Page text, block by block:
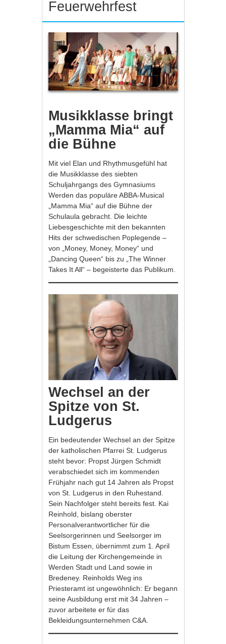
Feuerwehrfest
Musikklasse bringt
„Mamma Mia“ auf
die Bühne
Mit viel Elan und Rhythmusgefühl hat
die Musikklasse des siebten
Schuljahrgangs des Gymnasiums
Werden das populäre ABBA-Musical
„Mamma Mia“ auf die Bühne der
Schulaula gebracht. Die leichte
Liebesgeschichte mit den bekannten
Hits der schwedischen Poplegende –
von „Money, Money, Money“ und
„Dancing Queen“ bis zu „The Winner
Takes It All“ – begeisterte das Publikum.
Wechsel an der
Spitze von St.
Ludgerus
Ein bedeutender Wechsel an der Spitze
der katholischen Pfarrei St. Ludgerus
steht bevor: Propst Jürgen Schmidt
verabschiedet sich im kommenden
Frühjahr nach gut 14 Jahren als Propst
von St. Ludgerus in den Ruhestand.
Sein Nachfolger steht bereits fest. Kai
Reinhold, bislang oberster
Personalverantwortlicher für die
Seelsorgerinnen und Seelsorger im
Bistum Essen, übernimmt zum 1. April
die Leitung der Kirchengemeinde in
Werden Stadt und Land sowie in
Bredeney. Reinholds Weg ins
Priesteramt ist ungewöhnlich: Er begann
seine Ausbildung erst mit 34 Jahren –
zuvor arbeitete er für das
Bekleidungsunternehmen C&A.